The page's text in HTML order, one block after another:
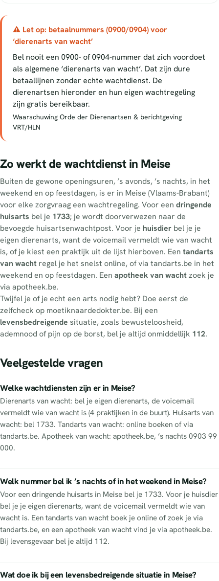
⚠ Let op: betaalnummers (0900/0904) voor
‘dierenarts van wacht’
Bel nooit een 0900- of 0904-nummer dat zich voordoet
als algemene ‘dierenarts van wacht’. Dat zijn dure
betaallijnen zonder echte wachtdienst. De
dierenartsen hieronder en hun eigen wachtregeling
zijn gratis bereikbaar.
Waarschuwing Orde der Dierenartsen & berichtgeving
VRT/HLN
Zo werkt de wachtdienst in Meise
Buiten de gewone openingsuren, ’s avonds, ’s nachts, in het
weekend en op feestdagen, is er in Meise (Vlaams-Brabant)
voor elke zorgvraag een wachtregeling. Voor een dringende
huisarts bel je 1733; je wordt doorverwezen naar de
bevoegde huisartsenwachtpost. Voor je huisdier bel je je
eigen dierenarts, want de voicemail vermeldt wie van wacht
is, of je kiest een praktijk uit de lijst hierboven. Een tandarts
van wacht regel je het snelst online, of via tandarts.be in het
weekend en op feestdagen. Een apotheek van wachtzoek je
via apotheek.be.
Twijfel je of je echt een arts nodig hebt? Doe eerst de
zelfcheck op moetiknaardedokter.be. Bij een
levensbedreigende situatie, zoals bewusteloosheid,
ademnood of pijn op de borst, bel je altijd onmiddellijk 112.
Veelgestelde vragen
Welke wachtdiensten zijn er in Meise?
Dierenarts van wacht: bel je eigen dierenarts, de voicemail
vermeldt wie van wacht is (4 praktijken in de buurt). Huisarts van
wacht: bel 1733. Tandarts van wacht: online boeken of via
tandarts.be. Apotheek van wacht: apotheek.be, ’s nachts 0903 99
000.
Welk nummer bel ik ’s nachts of in het weekend in Meise?
Voor een dringende huisarts in Meise bel je 1733. Voor je huisdier
bel je je eigen dierenarts, want de voicemail vermeldt wie van
wacht is. Een tandarts van wacht boek je online of zoek je via
tandarts.be, en een apotheek van wacht vind je via apotheek.be.
Bij levensgevaar bel je altijd 112.
Wat doe ik bij een levensbedreigende situatie in Meise?